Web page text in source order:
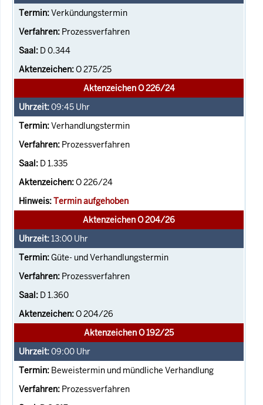
Verkündungstermin
Prozessverfahren
D 0.344
O 275/25
Aktenzeichen O 226/24
09:45 Uhr
Verhandlungstermin
Prozessverfahren
D 1.335
O 226/24
Termin aufgehoben
Aktenzeichen O 204/26
13:00 Uhr
Güte- und Verhandlungstermin
Prozessverfahren
D 1.360
O 204/26
Aktenzeichen O 192/25
09:00 Uhr
Beweistermin und mündliche Verhandlung
Prozessverfahren